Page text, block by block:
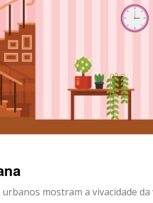
mostram a vivacidade